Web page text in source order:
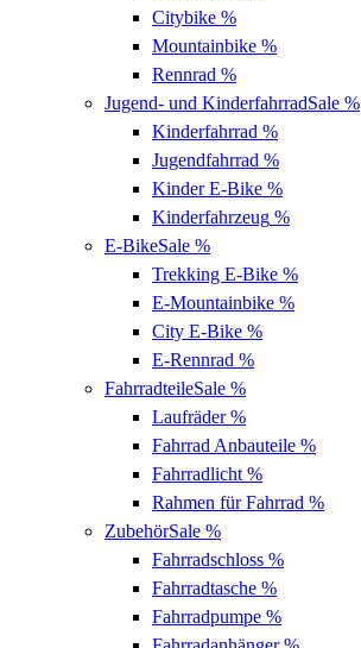
Citybike %
Mountainbike %
Rennrad %
Jugend- und KinderfahrradSale %
Kinderfahrrad %
Jugendfahrrad %
Kinder E-Bike %
Kinderfahrzeug %
E-BikeSale %
Trekking E-Bike %
E-Mountainbike %
City E-Bike %
E-Rennrad %
FahrradteileSale %
Laufräder%
Fahrrad Anbauteile %
Fahrradlicht %
Rahmen für Fahrrad %
ZubehörSale %
Fahrradschloss %
Fahrradtasche %
Fahrradpumpe %